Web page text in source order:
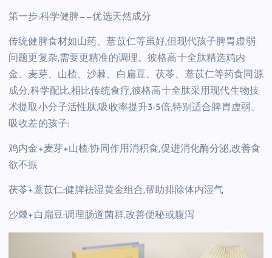
第一步:科学健脾——优选天然成分
传统健脾食材如山药、薏苡仁等虽好,但现代孩子脾胃虚弱
问题更复杂,需要更精准的调理。彼格高十全肽精选鸡内
金、麦芽、山楂、沙棘、白扁豆、茯苓、薏苡仁等药食同源
成分,科学配比,相比传统食疗,彼格高十全肽采用现代生物技
术提取小分子活性肽,吸收率提升3-5倍,特别适合脾胃虚弱、
吸收差的孩子:
鸡内金+麦芽+山楂:协同作用消积食,促进消化酶分泌,改善食
欲不振
茯苓+薏苡仁:健脾祛湿黄金组合,帮助排除体内湿气
沙棘+白扁豆:调理肠道菌群,改善便秘或腹泻